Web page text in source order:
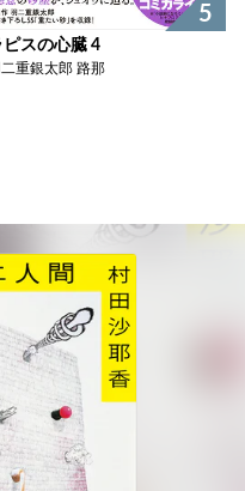
5
ピスの心臓 4
重銀太郎 路那